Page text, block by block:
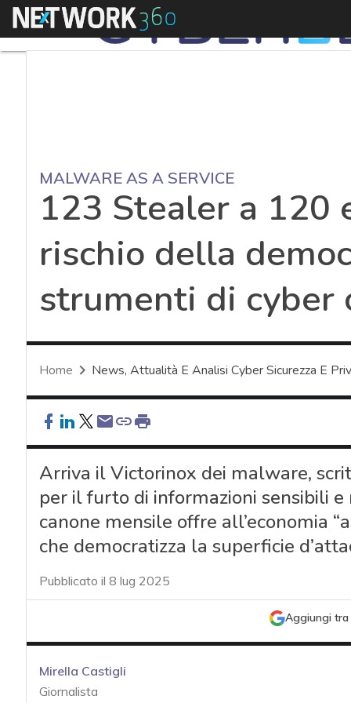
Menu
MALWARE AS A SERVICE
123 Stealer a 120
rischio della
strumenti di cyber
Home News, Attualità E Analisi Cyber Sicurezza E
Arriva il Victorinox dei malware,
per il furto di informazioni sensibili
canone mensile offre all’economia
che democratizza la superficie
Pubblicato il 8 lug 2025
Aggiungi tra
Mirella Castigli
Giornalista